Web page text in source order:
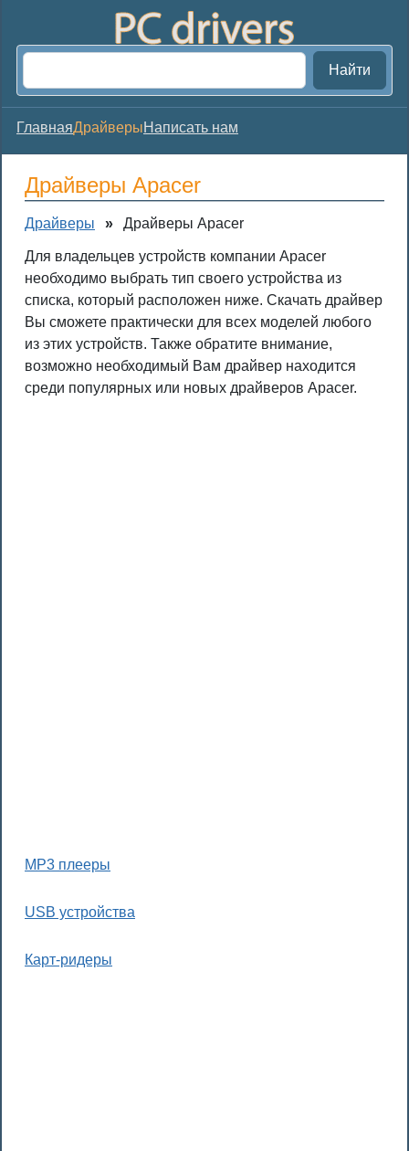
Найти
ГлавнаяДрайверыНаписать нам
Драйверы Apacer
Драйверы » Драйверы Apacer
Для владельцев устройств компании Apacer
необходимо выбрать тип своего устройства из
списка, который расположен ниже. Скачать драйвер
Вы сможете практически для всех моделей любого
из этих устройств. Также обратите внимание,
возможно необходимый Вам драйвер находится
среди популярных или новых драйверов Apacer.
MP3 плееры
USB устройства
Карт-ридеры